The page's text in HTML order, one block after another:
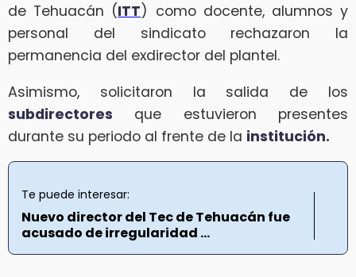
de Tehuacán (ITT) como docente, alumnos y
personal del sindicato rechazaron la
permanencia del exdirector del plantel.
Asimismo, solicitaron la salida de los
subdirectores que estuvieron presentes
durante su periodo al frente de la institución.
Te puede interesar:
Nuevo director del Tec de Tehuacán fue
acusado de irregularidad ...